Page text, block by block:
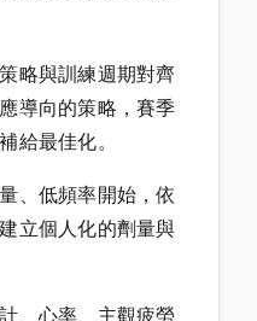
略與訓練週期對齊
導向的策略，賽季
給最佳化。
、低頻率開始，依
立個人化的劑量與
、心率、主觀疲勞